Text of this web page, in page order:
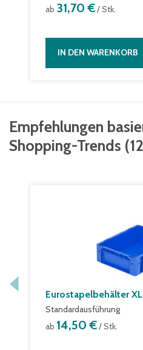
ab 31,70 €/ Stk.
IN DEN WARENKORB
Empfehlungen
Shopping-Trends (12
Eurostapelbehälter XL
Standardausführung
ab 14,50 €/ Stk.